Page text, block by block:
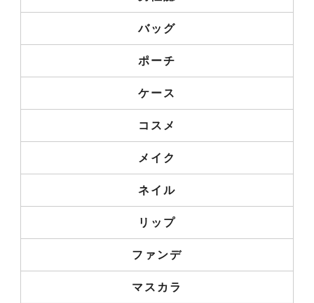
バッグ
ポーチ
ケース
コスメ
メイク
ネイル
リップ
ファンデ
マスカラ